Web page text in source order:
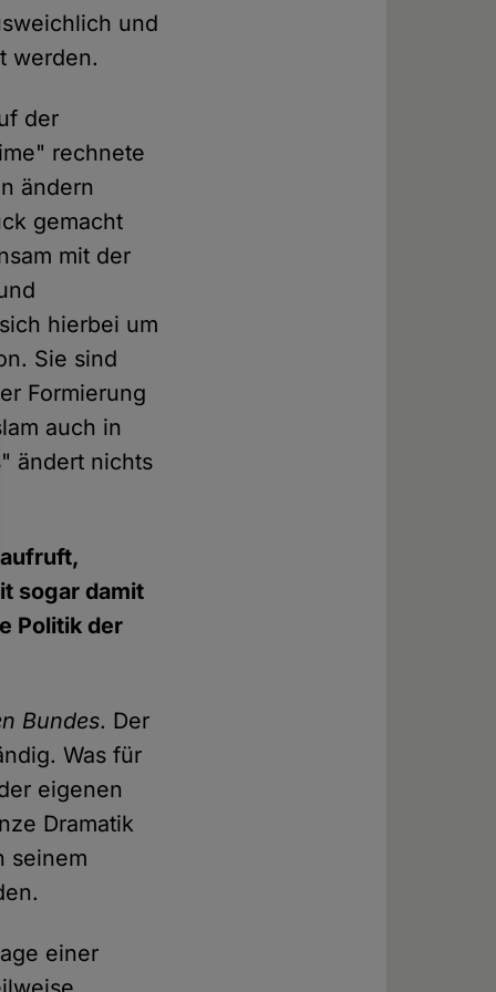
und
werden.
der
rechnete
ändern
gemacht
mit der
hierbei um
Sie sind
Formierung
auch in
ändert nichts
sogar damit
Politik der
Bundes. Der
Was für
eigenen
Dramatik
seinem
einer